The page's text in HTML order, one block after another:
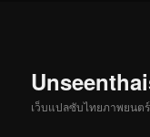
เว็บแปลซับไทยภาพยนต